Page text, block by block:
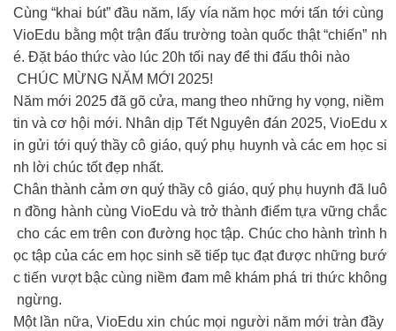
Cùng “khai bút” đầu năm, lấy vía năm học mới tấn tới cùng
VioEdu bằng một trận đấu trường toàn quốc thật “chiến” nh
é. Đặt báo thức vào lúc 20h tối nay để thi đấu thôi nào
CHÚC MỪNG NĂM MỚI 2025!
Năm mới 2025 đã gõ cửa, mang theo những hy vọng, niềm
tin và cơ hội mới. Nhân dịp Tết Nguyên đán 2025, VioEdu x
in gửi tới quý thầy cô giáo, quý phụ huynh và các em học si
nh lời chúc tốt đẹp nhất.
Chân thành cảm ơn quý thầy cô giáo, quý phụ huynh đã luô
n đồng hành cùng VioEdu và trở thành điểm tựa vững chắc
cho các em trên con đường học tập. Chúc cho hành trình h
ọc tập của các em học sinh sẽ tiếp tục đạt được những bướ
c tiến vượt bậc cùng niềm đam mê khám phá tri thức không
ngừng.
Một lần nữa, VioEdu xin chúc mọi người năm mới tràn đầy